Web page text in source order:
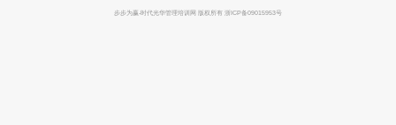
步步为赢-时代光华管理培训网 版权所有 浙ICP备09015953号